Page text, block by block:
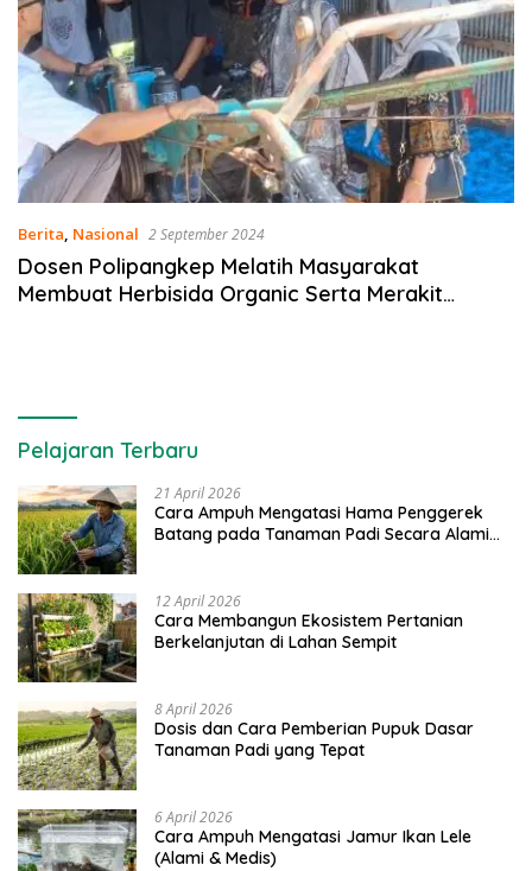
Berita, Nasional 2 September 2024
Dosen Polipangkep Melatih Masyarakat
Membuat Herbisida Organic Serta Merakit
Pelajaran Terbaru
21 April 2026
Cara Ampuh Mengatasi Hama Penggerek
Batang pada Tanaman Padi Secara Alami
12 April 2026
Cara Membangun Ekosistem Pertanian
Berkelanjutan di Lahan Sempit
8 April 2026
Dosis dan Cara Pemberian Pupuk Dasar
Tanaman Padi yang Tepat
6 April 2026
Cara Ampuh Mengatasi Jamur Ikan Lele
(Alami & Medis)